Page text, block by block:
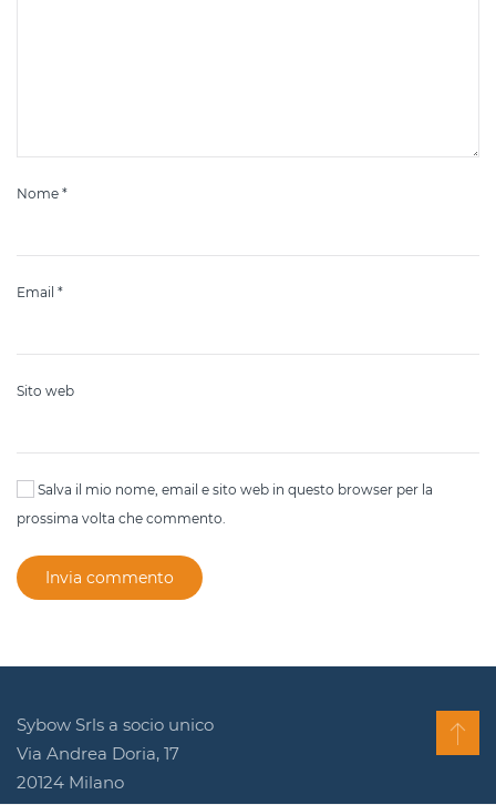
Nome *
Email *
Sito web
Salva il mio nome, email e sito web in questo browser per la
prossima volta che commento.
Invia commento
Sybow Srls a socio unico
Via Andrea Doria, 17
20124 Milano